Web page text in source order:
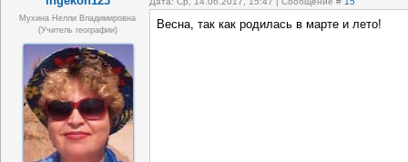
Мухина Нелли Владимировна
(Учитель географии)
Весна, так как родилась в марте и лето!